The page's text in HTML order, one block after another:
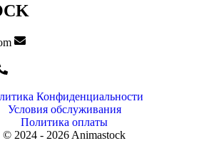
Конфиденциальности
Условия обслуживания
Политика оплаты
© 2024 - 2026 Animastock